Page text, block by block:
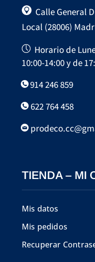
Calle General
Local (28006)
Horario de
10:00-14:00 y de
914 246 859
622 764 458
TIENDA – MI
Mis datos
Mis pedidos
Recuperar